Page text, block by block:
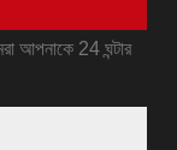
আপনাকে 24 ঘন্টার